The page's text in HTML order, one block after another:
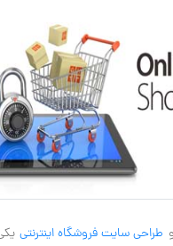
طراحی سایت فروشگاه اینترنتی